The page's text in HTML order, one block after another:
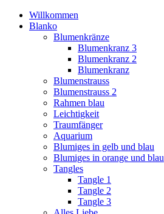
Willkommen
Blanko
Blumenkränze
Blumenkranz 3
Blumenkranz 2
Blumenkranz
Blumenstrauss
Blumenstrauss 2
Rahmen blau
Leichtigkeit
Traumfänger
Aquarium
Blumiges in gelb und blau
Blumiges in orange und blau
Tangles
Tangle 1
Tangle 2
Tangle 3